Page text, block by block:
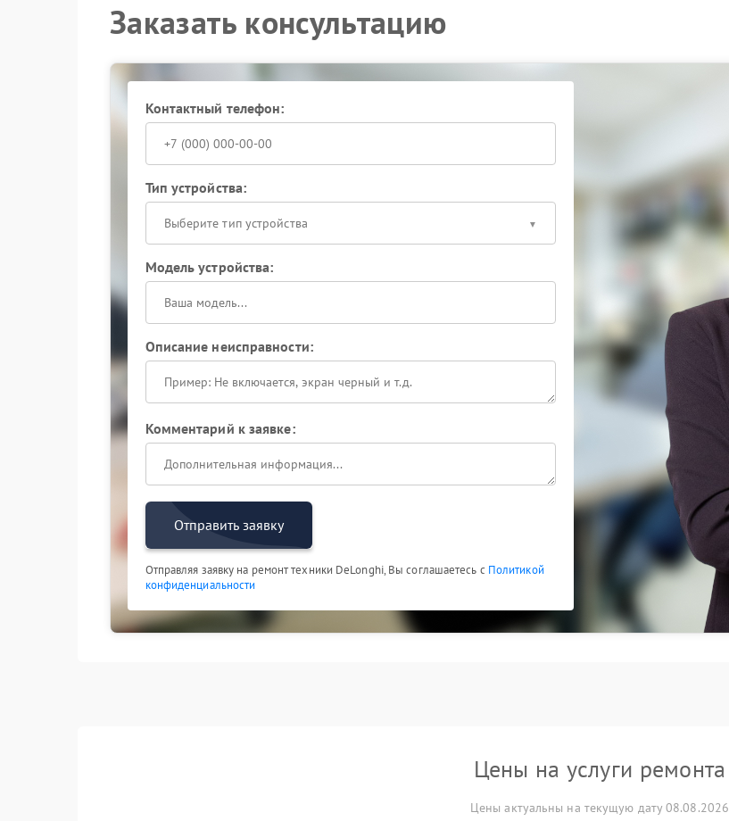
Заказать консультацию
Контактный телефон:
Тип устройства:
Выберите тип устройства
Модель устройства:
Описание неисправности:
Комментарий к заявке:
Отправить заявку
Отправляя заявку на ремонт техники DeLonghi, Вы соглашаетесь с Политикой
конфиденциальности
Цены на услуги ремонта
Цены актуальны на текущую дату 08.08.2026